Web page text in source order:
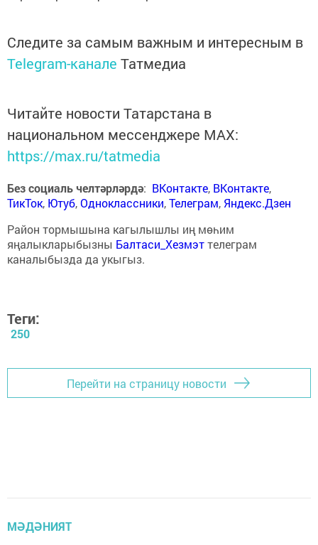
Следите за самым важным и интересным в
Telegram-канале Татмедиа
Читайте новости Татарстана в
национальном мессенджере MАХ:
https://max.ru/tatmedia
Без социаль челтәрләрдә: ВКонтакте, ВКонтакте,
ТикТок, Ютуб,Одноклассники,Телеграм, Яндекс.Дзен
Район тормышына кагылышлы иң мөһим
яңалыкларыбызны Балтаси_Хезмэттелеграм
каналыбызда да укыгыз.
Теги:
250
Перейти на страницу новости
МӘДӘНИЯТ